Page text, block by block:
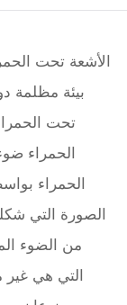
الأشعة تحت
بيئة مظلمة
تحت
الحمراء
الحمراء
الصورة التي
من الضوء
التي هي غير